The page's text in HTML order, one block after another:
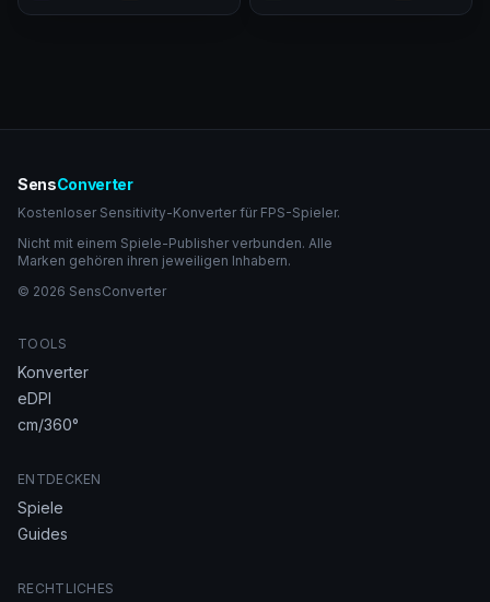
SensConverter
Kostenloser Sensitivity-Konverter für FPS-Spieler.
Nicht mit einem Spiele-Publisher verbunden. Alle
Marken gehören ihren jeweiligen Inhabern.
© 2026 SensConverter
TOOLS
Konverter
eDPI
cm/360°
ENTDECKEN
Spiele
Guides
RECHTLICHES